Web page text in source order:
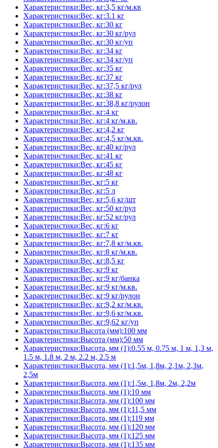
Характеристики:Вес, кг:3,5 кг/м.кв
Характеристики:Вес, кг:3.1 кг
Характеристики:Вес, кг:30 кг
Характеристики:Вес, кг:30 кг/рул
Характеристики:Вес, кг:30 кг/уп
Характеристики:Вес, кг:34 кг
Характеристики:Вес, кг:34 кг/уп
Характеристики:Вес, кг:35 кг
Характеристики:Вес, кг:37 кг
Характеристики:Вес, кг:37,5 кг/рул
Характеристики:Вес, кг:38 кг
Характеристики:Вес, кг:38,8 кг/рулон
Характеристики:Вес, кг:4 кг
Характеристики:Вес, кг:4 кг/м.кв.
Характеристики:Вес, кг:4,2 кг
Характеристики:Вес, кг:4,5 кг/м.кв.
Характеристики:Вес, кг:40 кг/рул
Характеристики:Вес, кг:41 кг
Характеристики:Вес, кг:45 кг
Характеристики:Вес, кг:48 кг
Характеристики:Вес, кг:5 кг
Характеристики:Вес, кг:5 л
Характеристики:Вес, кг:5,6 кг/шт
Характеристики:Вес, кг:50 кг/рул
Характеристики:Вес, кг:52 кг/рул
Характеристики:Вес, кг:6 кг
Характеристики:Вес, кг:7 кг
Характеристики:Вес, кг:7,8 кг/м.кв.
Характеристики:Вес, кг:8 кг/м.кв.
Характеристики:Вес, кг:8,5 кг
Характеристики:Вес, кг:9 кг
Характеристики:Вес, кг:9 кг/банка
Характеристики:Вес, кг:9 кг/м.кв.
Характеристики:Вес, кг:9 кг/рулон
Характеристики:Вес, кг:9,2 кг/м.кв.
Характеристики:Вес, кг:9,6 кг/м.кв.
Характеристики:Вес, кг:9,62 кг/уп
Характеристики:Высота (мм):100 мм
Характеристики:Высота (мм):50 мм
Характеристики:Высота, мм (1):0.55 м, 0.75 м, 1 м, 1,3 м,
1.5 м, 1.8 м, 2 м, 2.2 м, 2.5 м
Характеристики:Высота, мм (1):1,5м, 1,8м, 2,1м, 2,3м,
2,5м
Характеристики:Высота, мм (1):1,5м, 1,8м, 2м, 2,2м
Характеристики:Высота, мм (1):10 мм
Характеристики:Высота, мм (1):100 мм
Характеристики:Высота, мм (1):11,5 мм
Характеристики:Высота, мм (1):119 мм
Характеристики:Высота, мм (1):120 мм
Характеристики:Высота, мм (1):125 мм
Характеристики:Высота, мм (1):135 мм